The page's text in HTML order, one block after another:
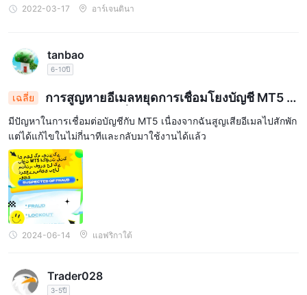
2022-03-17 อาร์เจนตินา
tanbao
6-10ปี
เฉลี่ย
การสูญหายอีเมลหยุดการเชื่อมโยงบัญชี MT5 แ
ต่การแก้ไขอย่างรวดเร็วเรียกคืนการเข้าถึง
มีปัญหาในการเชื่อมต่อบัญชีกับ MT5 เนื่องจากฉันสูญเสียอีเมลไปสักพัก
แต่ได้แก้ไขในไม่กี่นาทีและกลับมาใช้งานได้แล้ว
2024-06-14 แอฟริกาใต้
Trader028
3-5ปี